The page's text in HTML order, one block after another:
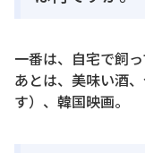
一番は、自宅で飼
あとは、美味い酒
す）、韓国映画。